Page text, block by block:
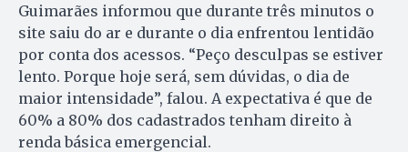
Guimarães informou que durante três minutos o
site saiu do ar e durante o dia enfrentou lentidão
por conta dos acessos. “Peço desculpas se estiver
lento. Porque hoje será, sem dúvidas, o dia de
maior intensidade”, falou. A expectativa é que de
60% a 80% dos cadastrados tenham direito à
renda básica emergencial.